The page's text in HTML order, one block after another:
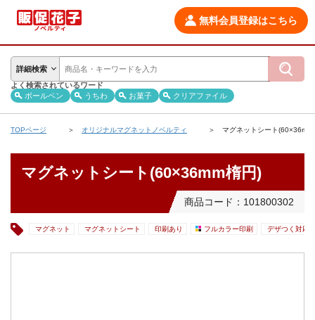
無料会員登録はこちら
詳細検索
よく検索されているワード
ボールペン
うちわ お菓子 クリアファイル
TOPページ オリジナルマグネットノベルティ マグネットシート(60×36mm
マグネットシート(60×36mm楕円)
商品コード：101800302
マグネット マグネットシート 印刷あり フルカラー印刷 デザつく対応